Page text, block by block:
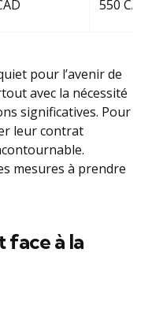
550 CAD
pour l’avenir de
avec la nécessité
significatives. Pour
leur contrat
mesures à prendre
face à la